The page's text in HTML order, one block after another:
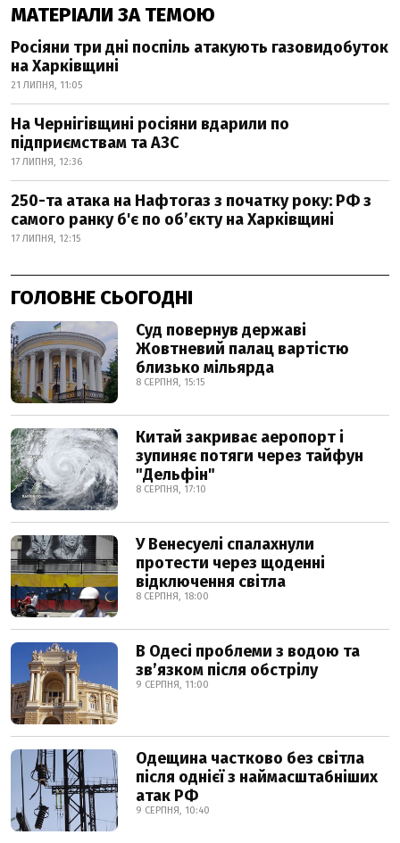
МАТЕРІАЛИ ЗА ТЕМОЮ
Росіяни три дні поспіль атакують газовидобуток
на Харківщині
21 ЛИПНЯ, 11:05
На Чернігівщині росіяни вдарили по
підприємствам та АЗС
17 ЛИПНЯ, 12:36
250-та атака на Нафтогаз з початку року: РФ з
самого ранку б'є по об’єкту на Харківщині
17 ЛИПНЯ, 12:15
ГОЛОВНЕ СЬОГОДНІ
Суд повернув державі
Жовтневий палац вартістю
близько мільярда
8 СЕРПНЯ, 15:15
Китай закриває аеропорт і
зупиняє потяги через тайфун
"Дельфін"
8 СЕРПНЯ, 17:10
У Венесуелі спалахнули
протести через щоденні
відключення світла
8 СЕРПНЯ, 18:00
В Одесі проблеми з водою та
звʼязком після обстрілу
9 СЕРПНЯ, 11:00
Одещина частково без світла
після однієї з наймасштабніших
атак РФ
9 СЕРПНЯ, 10:40